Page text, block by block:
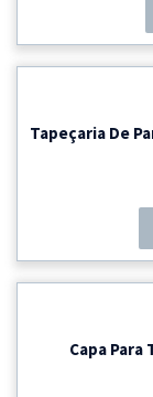
Tapeçaria De
Capa Para